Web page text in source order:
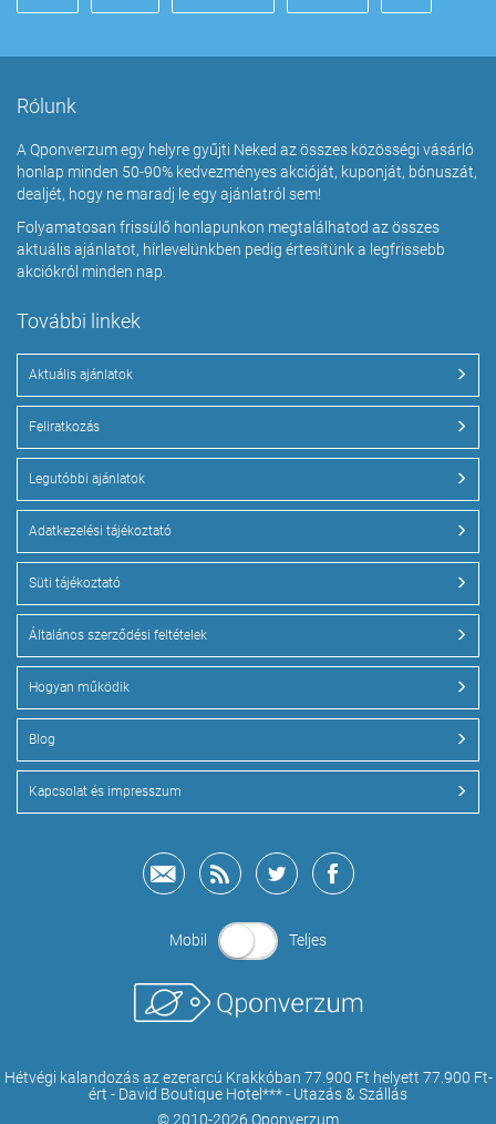
Rólunk
A Qponverzum egy helyre gyűjti Neked az összes közösségi vásárló
honlap minden 50-90% kedvezményes akcióját, kuponját, bónuszát,
dealjét, hogy ne maradj le egy ajánlatról sem!
Folyamatosan frissülő honlapunkon megtalálhatod az összes
aktuális ajánlatot, hírlevelünkben pedig értesítünk a legfrissebb
akciókról minden nap.
További linkek
Aktuális ajánlatok
Feliratkozás
Legutóbbi ajánlatok
Adatkezelési tájékoztató
Süti tájékoztató
Általános szerződési feltételek
Hogyan működik
Blog
Kapcsolat és impresszum
Mobil Teljes
Hétvégi kalandozás az ezerarcú Krakkóban 77.900 Ft helyett 77.900 Ft-
ért - David Boutique Hotel*** - Utazás & Szállás
© 2010-2026 Qponverzum